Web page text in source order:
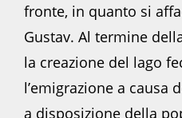
fronte, in quanto si
Gustav. Al termine
la creazione del lago
l’emigrazione a causa
a disposizione della